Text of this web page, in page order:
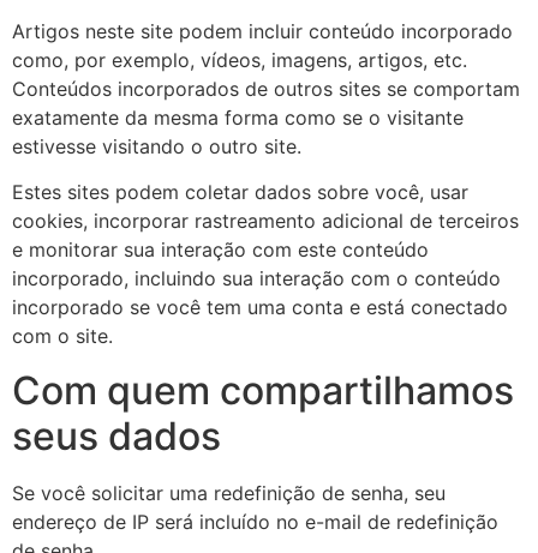
Artigos neste site podem incluir conteúdo incorporado
como, por exemplo, vídeos, imagens, artigos, etc.
Conteúdos incorporados de outros sites se comportam
exatamente da mesma forma como se o visitante
estivesse visitando o outro site.
Estes sites podem coletar dados sobre você, usar
cookies, incorporar rastreamento adicional de terceiros
e monitorar sua interação com este conteúdo
incorporado, incluindo sua interação com o conteúdo
incorporado se você tem uma conta e está conectado
com o site.
Com quem compartilhamos
seus dados
Se você solicitar uma redefinição de senha, seu
endereço de IP será incluído no e-mail de redefinição